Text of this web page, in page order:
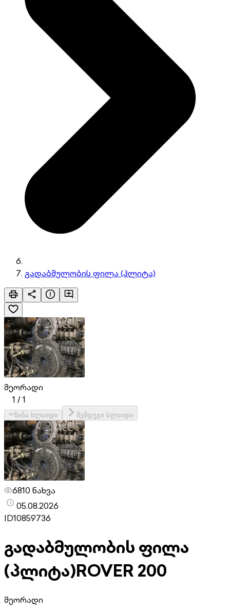
გადაბმულობის ფილა (პლიტა)
მეორადი
1 /1
წინა სლაიდი შემდეგი სლაიდი
6810 ნახვა
05.08.2026
ID10859736
გადაბმულობის ფილა
(პლიტა)ROVER 200
მეორადი